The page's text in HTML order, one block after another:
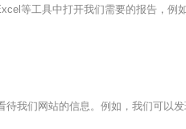
等工具中打开我们需要的报告，例
我们网站的信息。例如，我们可以